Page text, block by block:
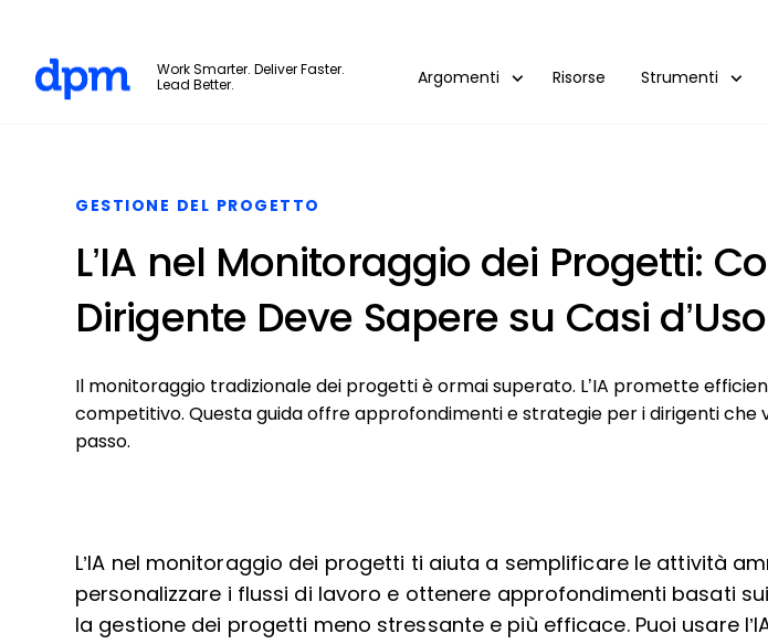
Work Smarter. Deliver Faster.
Lead Better.
Argomenti Risorse Strumenti
GESTIONE DEL PROGETTO
L’IA nel Monitoraggio dei Progetti:
Dirigente Deve Sapere su Casi d’Uso
Il monitoraggio tradizionale dei progetti è ormai superato. L’IA promette
competitivo. Questa guida offre approfondimenti e strategie per i dirigenti che
passo.
L’IA nel monitoraggio dei progetti ti aiuta a semplificare le attività
personalizzare i flussi di lavoro e ottenere approfondimenti basati
la gestione dei progetti meno stressante e più efficace. Puoi usare